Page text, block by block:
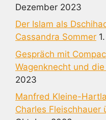
Dezember 2023
Der Islam als
Cassandra Sommer
Gespräch mit
Wagenknecht und
2023
Manfred Kleine-
Charles Fleischhauer